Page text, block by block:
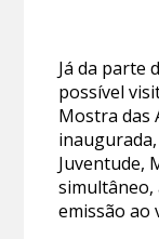
Já da parte
possível
Mostra das
Juventude,
simultâneo,
emissão ao